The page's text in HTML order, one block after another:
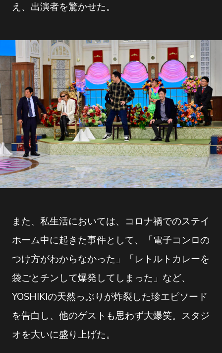
え、出演者を驚かせた。
また、私生活においては、コロナ禍でのステイ
ホーム中に起きた事件として、「電子コンロの
つけ方がわからなかった」「レトルトカレーを
袋ごとチンして爆発してしまった」など、
YOSHIKIの天然っぷりが炸裂した珍エピソード
を告白し、他のゲストも思わず大爆笑。スタジ
オを大いに盛り上げた。